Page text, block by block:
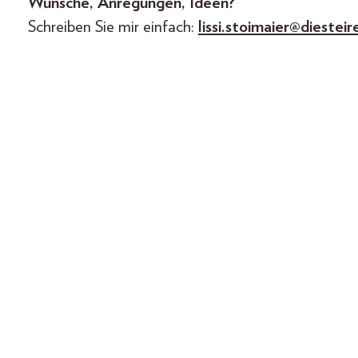
Schreiben Sie mir einfach: